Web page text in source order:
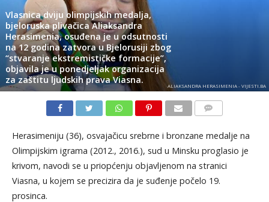
Vlasnica dviju olimpijskih medalja,
bjeloruska plivačica Aliaksandra
Herasimenia, osuđena je u odsutnosti
na 12 godina zatvora u Bjelorusiji zbog
“stvaranje ekstremističke formacije”,
objavila je u ponedjeljak organizacija
za zaštitu ljudskih prava Viasna.
ALIAKSANDRA HERASIMENIA - VIJESTI.BA
Herasimeniju (36), osvajačicu srebrne i bronzane medalje na
Olimpijskim igrama (2012., 2016.), sud u Minsku proglasio je
krivom, navodi se u priopćenju objavljenom na stranici
Viasna, u kojem se precizira da je suđenje počelo 19.
prosinca.